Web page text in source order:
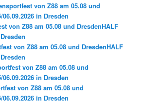
von Z88 am 05.08 und
in Dresden
von Z88 am 05.08 und DresdenHALF
von Z88 am 05.08 und DresdenHALF
von Z88 am 05.08 und
in Dresden
von Z88 am 05.08 und
in Dresden